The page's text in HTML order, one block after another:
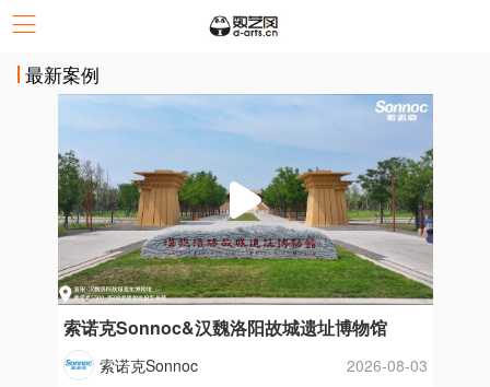
最新案例
索诺克Sonnoc&汉魏洛阳故城遗址博物馆
索诺克Sonnoc 2026-08-03